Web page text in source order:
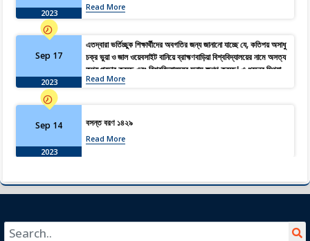
2023
Read More
Sep 17
2023
এতদ্বারা ভর্তিচ্ছুক শিক্ষার্থীদের অবগতির জন্য জানানো যাচ্ছে যে, কতিপয় অসাধু
চক্র ভুয়া ও জাল ওয়েবসাইট বানিয়ে ব্রাহ্মণবাড়িয়া বিশ্ববিদ্যালয়ের নামে অসত্য
তথ্য প্রচার করছে এবং বিশ্ববিদ্যালয়ের সুনাম ক্ষুণ্ণ করছে। এ ধরনের মিথ্যা,
বানোয়াট ও বিভ্রান্তিমূলক তথ্য হতে সজাগ থাকার জন্য সকল শিক্ষার্থী ও
Read More
Sep 14
2023
বসন্ত বরণ ১৪২৯
Read More
Sep 14
2023
বসন্ত বরণ ১৪২৯